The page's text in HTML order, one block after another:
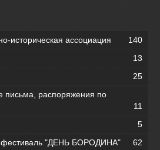
историческая ассоциация
140
13
25
письма, распоряжения по
11
5
фестиваль "ДЕНЬ БОРОДИНА"
62